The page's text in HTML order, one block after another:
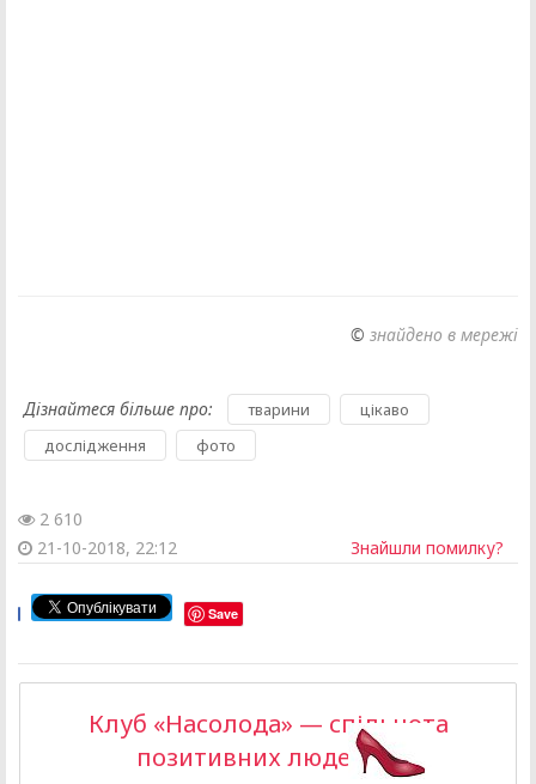
© знайдено в мережі
Дізнайтеся більше про: тварини цікаво
дослідження фото
2 610
21-10-2018, 22:12
Знайшли помилку?
Save
Клуб «Насолода» — спільнота
позитивних людей >>